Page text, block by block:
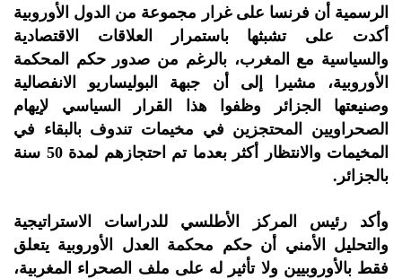
الرسمية أن فرنسا على غرار مجموعة من الدول الأوروبية
أكدت على تشبثها باستمرار العلاقات الاقتصادية
والسياسية مع المغرب، بالرغم من صدور حكم المحكمة
الأوروبية، مشيرا إلى أن جبهة البوليساريو الانفصالية
وصنيعتها الجزائر وظفوا هذا القرار السياسي لإيهام
الصحراويين المحتجزين في مخيمات تندوف بالبقاء في
المخيمات والانتظار أكثر بعدما تم احتجازهم لمدة 50 سنة
بالجزائر.
وأكد رئيس المركز الأطلسي للدراسات الاستراتيجية
والتحليل الأمني أن حكم محكمة العدل الأوروبية يتعلق
فقط بالأوروبيين ولا تأثير له على ملف الصحراء المغربية،